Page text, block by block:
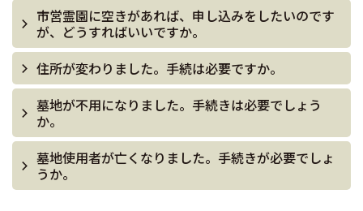
市営霊園に空きがあれば、申し込みをしたいのです
が、どうすればいいですか。
住所が変わりました。手続は必要ですか。
墓地が不用になりました。手続きは必要でしょう
か。
墓地使用者が亡くなりました。手続きが必要でしょ
うか。